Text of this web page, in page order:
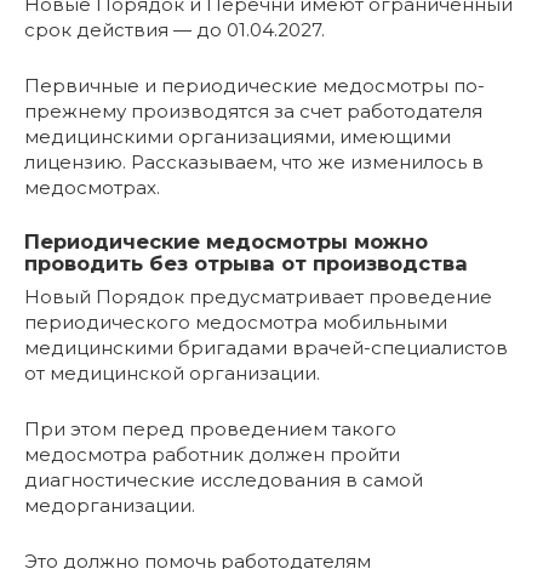
срок действия — до 01.04.2027.
Первичные и периодические медосмотры по-
прежнему производятся за счет работодателя
медицинскими организациями, имеющими
лицензию. Рассказываем, что же изменилось в
медосмотрах.
Периодические медосмотры можно
проводить без отрыва от производства
Новый Порядок предусматривает проведение
периодического медосмотра мобильными
медицинскими бригадами врачей-специалистов
от медицинской организации.
При этом перед проведением такого
медосмотра работник должен пройти
диагностические исследования в самой
медорганизации.
Это должно помочь работодателям